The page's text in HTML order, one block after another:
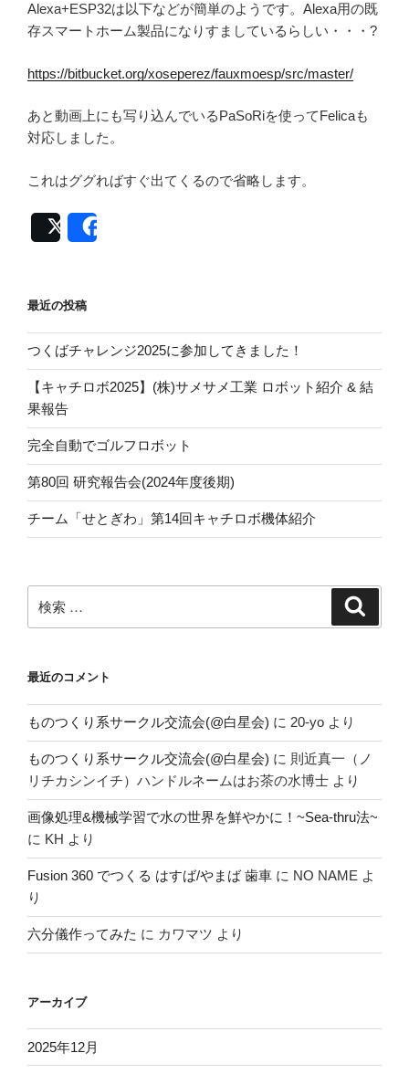
Alexa+ESP32は以下などが簡単のようです。Alexa用の既
存スマートホーム製品になりすましているらしい・・・?
https://bitbucket.org/xoseperez/fauxmoesp/src/master/
あと動画上にも写り込んでいるPaSoRiを使ってFelicaも
対応しました。
これはググればすぐ出てくるので省略します。
Post
最近の投稿
つくばチャレンジ2025に参加してきました！
【キャチロボ2025】(株)サメサメ工業 ロボット紹介 & 結
果報告
完全自動でゴルフロボット
第80回 研究報告会(2024年度後期)
チーム「せとぎわ」第14回キャチロボ機体紹介
索:
最近のコメント
ものつくり系サークル交流会(@白星会) に 20-yo より
ものつくり系サークル交流会(@白星会) に 則近真一（ノ
リチカシンイチ）ハンドルネームはお茶の水博士 より
画像処理&機械学習で水の世界を鮮やかに！~Sea-thru法~
に KH より
Fusion 360 でつくる はすば/やまば 歯車 に NO NAME よ
り
六分儀作ってみた に カワマツ より
アーカイブ
2025年12月